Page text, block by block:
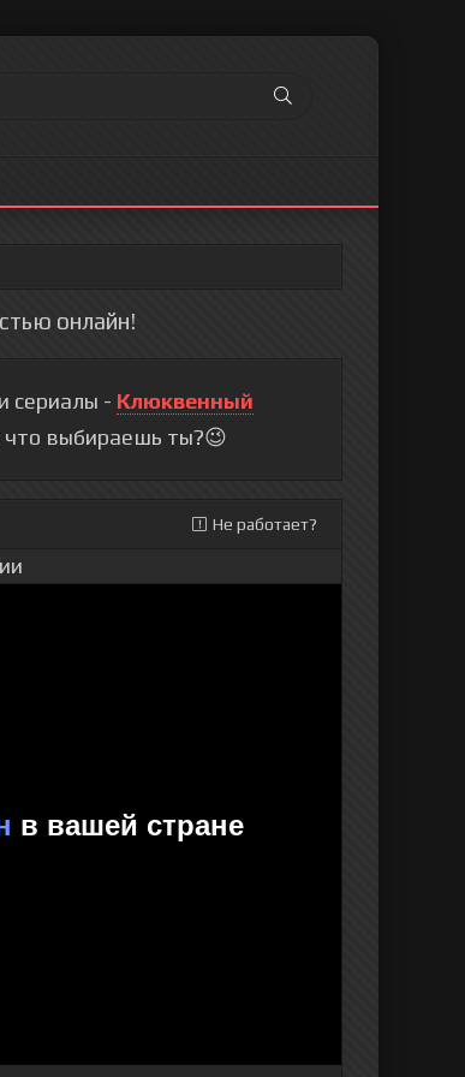
онлайн!
сериалы - Клюквенный
что выбираешь ты?😉
Не работает?